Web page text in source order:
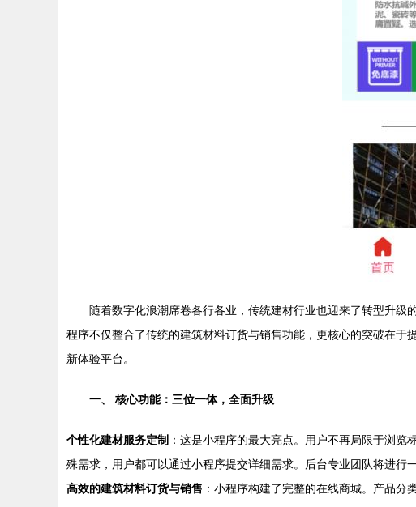
随着数字化浪潮席卷各行各业，传统建材行业也迎来了转型升
程序不仅整合了传统的建筑材料订货与销售功能，更核心的突破在于
新体验平台。
一、 核心功能：三位一体，全面升级
个性化建材服务定制 ：这是小程序的最大亮点。用户不再局限于浏
殊需求，用户都可以通过小程序提交详细需求。后台专业团队将进行
高效的建筑材料订货与销售 ：小程序构建了完整的在线商城。产品